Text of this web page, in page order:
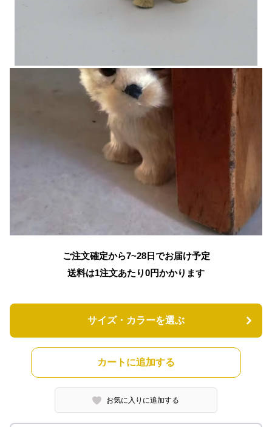
ご注文確定から7~28日でお届け予定
送料は1注文あたり0円かかります
サイズ・カラーを選ぶ
カートに追加する
お気に入りに追加する